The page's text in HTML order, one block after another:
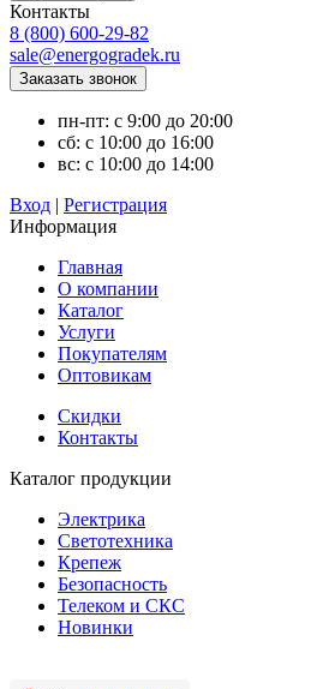
Контакты
8 (800) 600-29-82
sale@energogradek.ru
пн-пт: с 9:00 до 20:00
сб: с 10:00 до 16:00
вс: с 10:00 до 14:00
Вход | Регистрация
Информация
Главная
О компании
Каталог
Услуги
Покупателям
Оптовикам
Скидки
Контакты
Каталог продукции
Электрика
Светотехника
Крепеж
Безопасность
Телеком и СКС
Новинки